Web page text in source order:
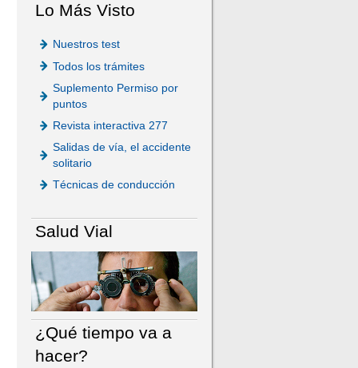
Lo Más Visto
Nuestros test
Todos los trámites
Suplemento Permiso por
puntos
Revista interactiva 277
Salidas de vía, el accidente
solitario
Técnicas de conducción
Salud Vial
¿Qué tiempo va a
hacer?